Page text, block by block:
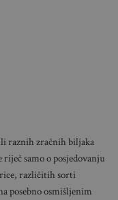
raznih zračnih biljaka
samo o posjedovanju
različitih sorti
posebno osmišljenim